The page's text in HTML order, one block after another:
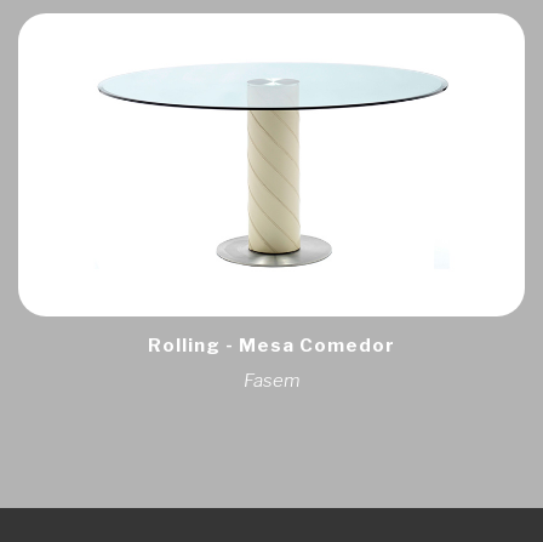
Rolling - Mesa Comedor
Fasem